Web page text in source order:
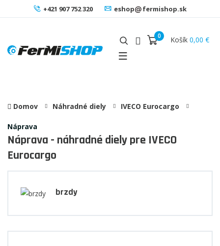
+421 907 752 320 eshop fermishop.sk
0 Košík 0,00 €
Domov Náhradné diely IVECO Eurocargo
Náprava
Náprava - náhradné diely pre IVECO
Eurocargo
brzdy